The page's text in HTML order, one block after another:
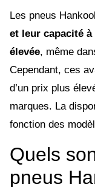
Les pneus
et leur capacité
élevée, même
Cependant, ces
d’un prix plus
marques. La
fonction des
Quels
pneus